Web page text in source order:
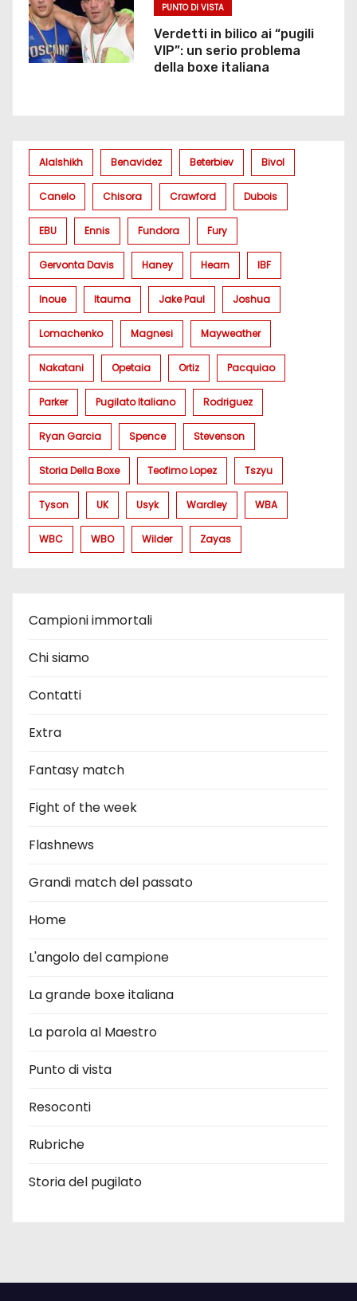
PUNTO DI VISTA
Verdetti in bilico ai “pugili
VIP”: un serio problema
della boxe italiana
Alalshikh Benavidez Beterbiev Bivol
Canelo Chisora Crawford Dubois
EBU Ennis Fundora Fury
Gervonta Davis Haney Hearn IBF
Inoue Itauma Jake Paul Joshua
Lomachenko Magnesi Mayweather
Nakatani Opetaia Ortiz Pacquiao
Parker Pugilato Italiano Rodriguez
Ryan Garcia Spence Stevenson
Storia Della Boxe Teofimo Lopez Tszyu
Tyson UK Usyk Wardley WBA
WBC WBO Wilder Zayas
Campioni immortali
Chi siamo
Contatti
Extra
Fantasy match
Fight of the week
Flashnews
Grandi match del passato
Home
L'angolo del campione
La grande boxe italiana
La parola al Maestro
Punto di vista
Resoconti
Rubriche
Storia del pugilato